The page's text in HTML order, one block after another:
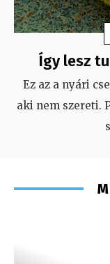
Így lesz
Ez az a nyári
aki nem szereti.